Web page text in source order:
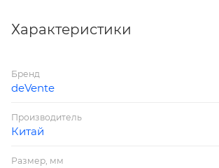
Характеристики
Бренд
deVente
Производитель
Китай
Размер, мм